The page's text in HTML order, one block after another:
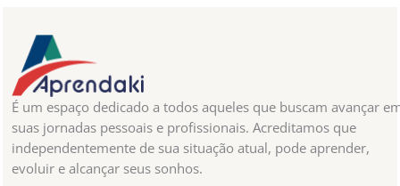
É um espaço dedicado a todos aqueles que buscam avançar
suas jornadas pessoais e profissionais. Acreditamos que
independentemente de sua situação atual, pode aprender,
evoluir e alcançar seus sonhos.